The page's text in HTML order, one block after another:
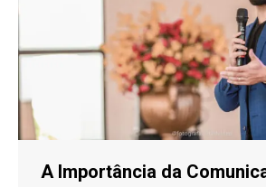
A Importância da